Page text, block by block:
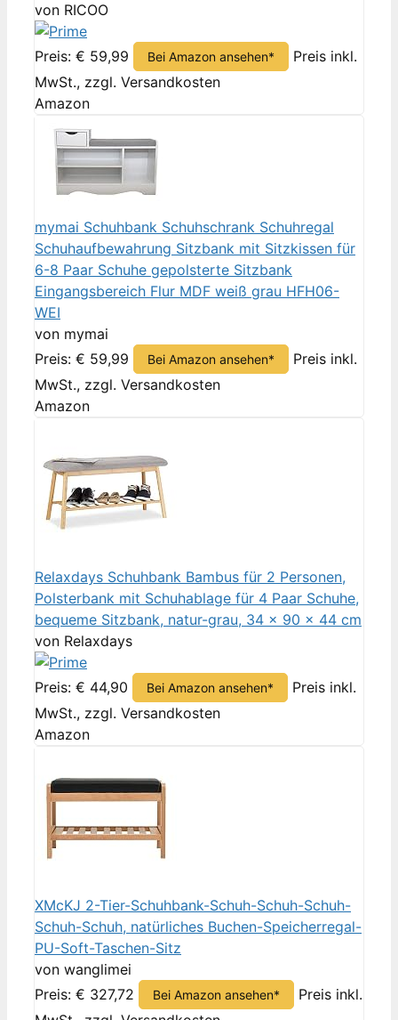
von RICOO
Preis: € 59,99 Bei Amazon ansehen*
Preis inkl.
MwSt., zzgl. Versandkosten
Amazon
mymai Schuhbank Schuhschrank Schuhregal
Schuhaufbewahrung Sitzbank mit Sitzkissen für
6-8 Paar Schuhe gepolsterte Sitzbank
Eingangsbereich Flur MDF weiß grau HFH06-
WEI
von mymai
Preis: € 59,99
Bei Amazon ansehen*
Preis inkl.
MwSt., zzgl. Versandkosten
Amazon
Relaxdays Schuhbank Bambus für 2 Personen,
Polsterbank mit Schuhablage für 4 Paar Schuhe,
bequeme Sitzbank, natur-grau, 34 x 90 x 44 cm
von Relaxdays
Preis: € 44,90 Bei Amazon ansehen*
Preis inkl.
MwSt., zzgl. Versandkosten
Amazon
XMcKJ 2-Tier-Schuhbank-Schuh-Schuh-Schuh-
Schuh-Schuh, natürliches Buchen-Speicherregal-
PU-Soft-Taschen-Sitz
von wanglimei
Preis: € 327,72
Bei Amazon ansehen*
Preis inkl.